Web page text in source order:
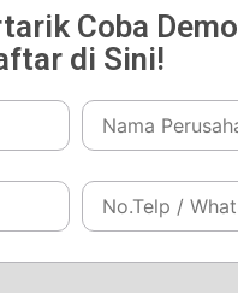
Coba Demo
di Sini!